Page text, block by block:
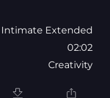
Extended
02:02
Creativity